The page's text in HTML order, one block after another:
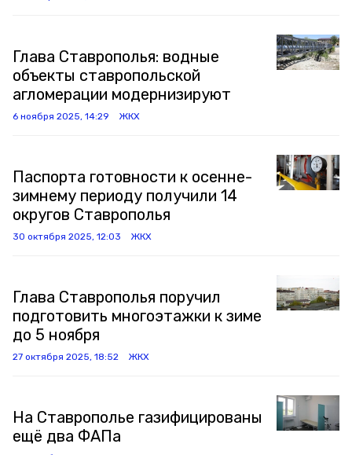
Глава Ставрополья: водные
объекты ставропольской
агломерации модернизируют
6 ноября 2025, 14:29 ЖКХ
Паспорта готовности к осенне-
зимнему периоду получили 14
округов Ставрополья
30 октября 2025, 12:03 ЖКХ
Глава Ставрополья поручил
подготовить многоэтажки к зиме
до 5 ноября
27 октября 2025, 18:52 ЖКХ
На Ставрополье газифицированы
ещё два ФАПа